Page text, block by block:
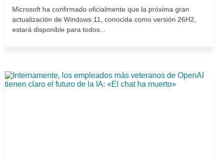
Microsoft ha confirmado oficialmente que la próxima gran
actualización de Windows 11, conocida como versión 26H2,
estará disponible para todos...